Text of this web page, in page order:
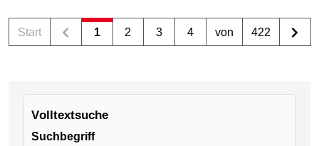
Start 1 2 3 4 von 422
Volltextsuche
Suchbegriff